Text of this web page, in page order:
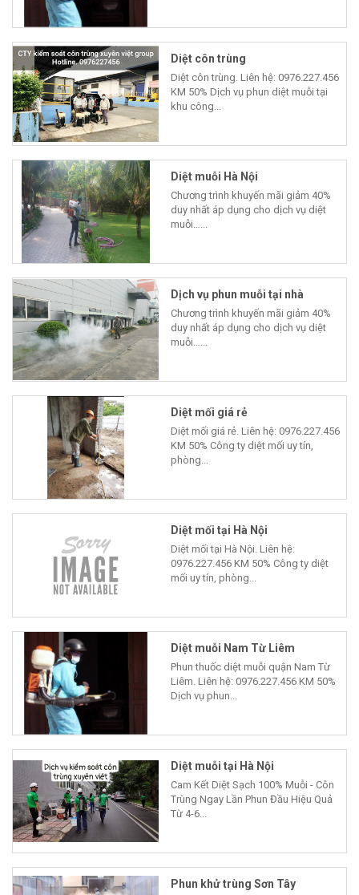
Diệt côn trùng
Diệt côn trùng. Liên hệ: 0976.227.456
KM 50% Dịch vụ phun diệt muỗi tại
khu công...
Diệt muỗi Hà Nội
Chương trình khuyến mãi giảm 40%
duy nhất áp dụng cho dịch vụ diệt
muỗi…...
Dịch vụ phun muỗi tại nhà
Chương trình khuyến mãi giảm 40%
duy nhất áp dụng cho dịch vụ diệt
muỗi…...
Diệt mối giá rẻ
Diệt mối giá rẻ. Liên hệ: 0976.227.456
KM 50% Công ty diệt mối uy tín,
phòng...
Diệt mối tại Hà Nội
Diệt mối tại Hà Nội. Liên hệ:
0976.227.456 KM 50% Công ty diệt
mối uy tín, phòng...
Diệt muỗi Nam Từ Liêm
Phun thuốc diệt muỗi quận Nam Từ
Liêm. Liên hệ: 0976.227.456 KM 50%
Dịch vụ phun...
Diệt muỗi tại Hà Nội
Cam Kết Diệt Sạch 100% Muỗi - Côn
Trùng Ngay Lần Phun Đầu Hiệu Quả
Từ 4-6...
Phun khử trùng Sơn Tây